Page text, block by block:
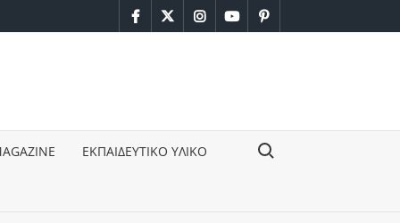
facebook
twitterinstagram
youtubepinterest
ΕΚΠΑΙΔΕΥΤΙΚΟ ΥΛΙΚΟ Search for: